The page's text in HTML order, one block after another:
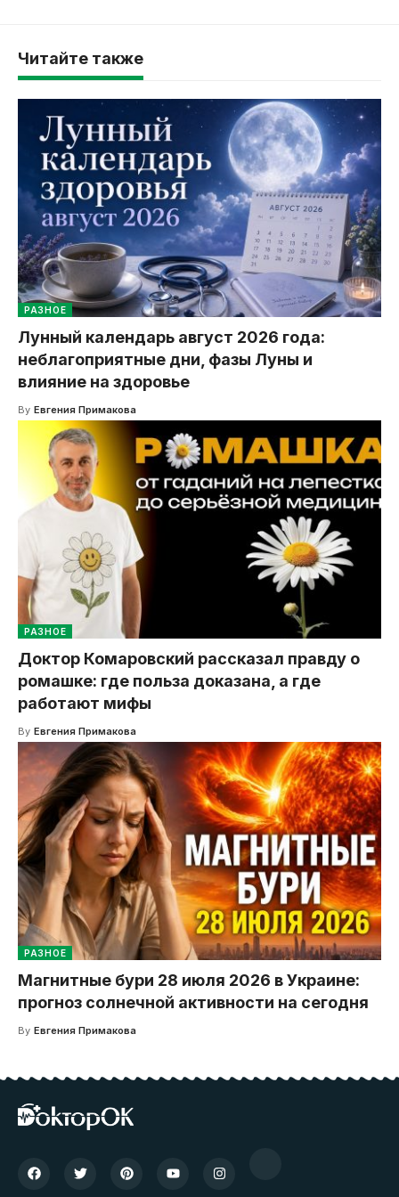
Читайте также
РАЗНОЕ
Лунный календарь август 2026 года:
неблагоприятные дни, фазы Луны и
влияние на здоровье
By Евгения Примакова
РАЗНОЕ
Доктор Комаровский рассказал правду о
ромашке: где польза доказана, а где
работают мифы
By Евгения Примакова
РАЗНОЕ
Магнитные бури 28 июля 2026 в Украине:
прогноз солнечной активности на сегодня
By Евгения Примакова